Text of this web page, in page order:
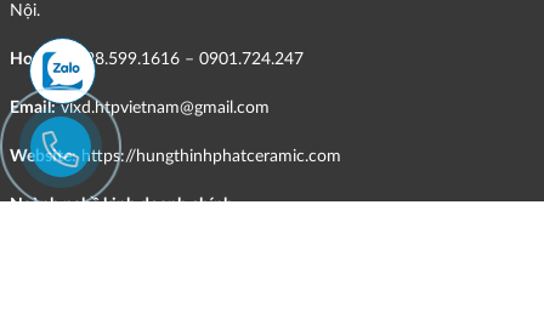
Nội.
Hotline:098.599.1616 – 0901.724.247
Email: vlxd.htpvietnam@gmail.com
Website: https://hungthinhphatceramic.com
Ngành nghề kinh doanh chính: